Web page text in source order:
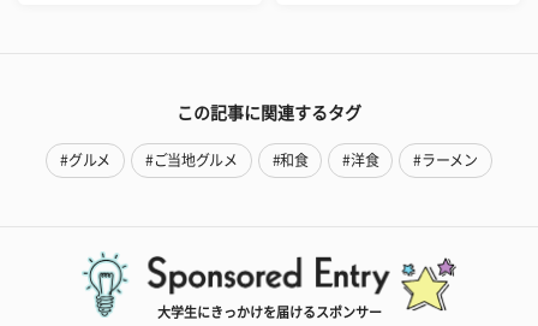
この記事に関連するタグ
#グルメ #ご当地グルメ #和食 #洋食 #ラーメン
大学生にきっかけを届けるスポンサー